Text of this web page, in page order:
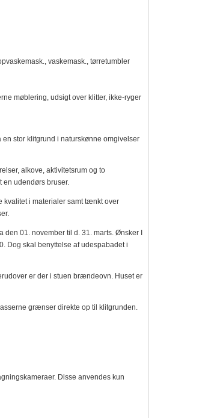
vaskemask., tørretumbler
møblering, udsigt over klitter, ikke-ryger
stor klitgrund i naturskønne omgivelser
alkove, aktivitetsrum og to
en udendørs bruser.
kvalitet i materialer samt tænkt over
01. november til d. 31. marts. Ønsker I
Dog skal benyttelse af udespabadet i
er der i stuen brændeovn. Huset er
grænser direkte op til klitgrunden.
Disse anvendes kun